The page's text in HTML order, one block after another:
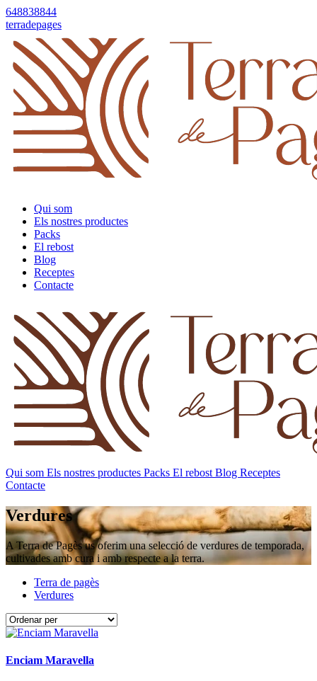
648838844
terradepages
Qui som
Els nostres productes
Packs
El rebost
Blog
Receptes
Contacte
Qui som Els nostres productes Packs El rebost Blog Receptes
Contacte
Verdures
A Terra de Pagès us oferim una selecció de verdures de temporada,
cultivades amb cura i amb respecte a la terra.
Terra de pagès
Verdures
Enciam Maravella